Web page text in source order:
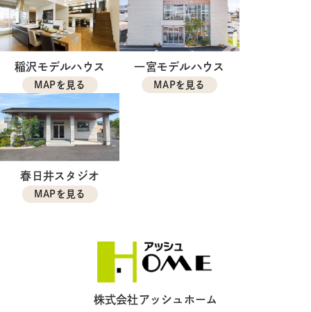
稲沢モデルハウス
MAPを見る
一宮モデルハウス
MAPを見る
春日井スタジオ
MAPを見る
株式会社アッシュホーム